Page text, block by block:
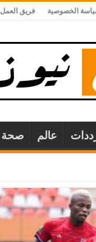
الخصوصية فريق العمل
عالم صحة